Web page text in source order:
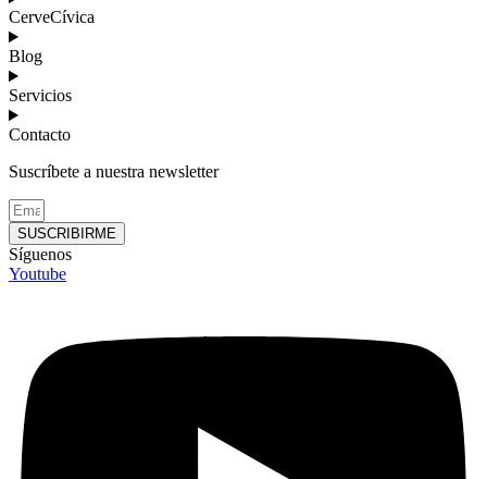
CerveCívica
Blog
Servicios
Contacto
Suscríbete a nuestra newsletter
SUSCRIBIRME
Síguenos
Youtube